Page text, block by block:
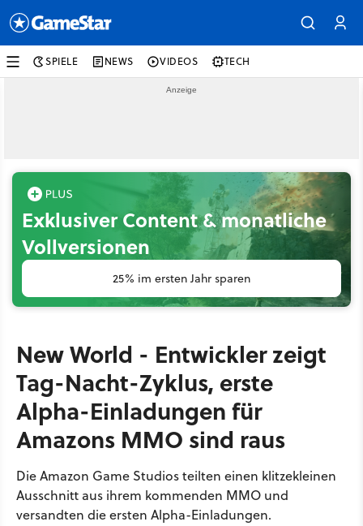
SPIELE NEWS VIDEOS TECH
Exklusiver Content & monatliche
Vollversionen
25% im ersten Jahr sparen
New World - Entwickler zeigt
Tag-Nacht-Zyklus, erste
Alpha-Einladungen für
Amazons MMO sind raus
Die Amazon Game Studios teilten einen klitzekleinen
Ausschnitt aus ihrem kommenden MMO und
versandten die ersten Alpha-Einladungen.